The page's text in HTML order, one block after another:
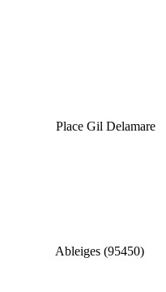
Place Gil Delamare
Ableiges (95450)